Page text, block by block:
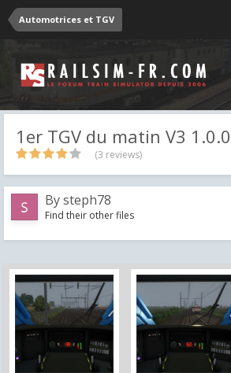
Automotrices et TGV
1er TGV du matin V3 1.0.0
(3 reviews)
Bysteph78
Find their other files